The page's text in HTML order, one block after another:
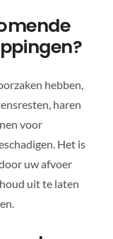
hebben,
haren
voor
Het is
uw afvoer
uit te laten